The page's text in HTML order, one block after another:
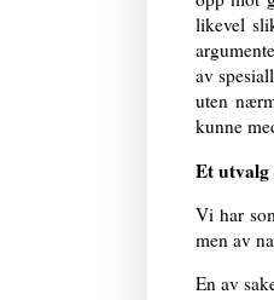
likevel
av
uten
kunne
Et
Vi har
men av
En av